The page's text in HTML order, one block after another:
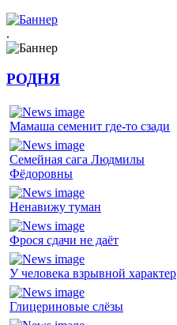
.
РОДНЯ
Мамаша семенит где-то сзади
Семейная сага Людмилы
Фёдоровны
Ненавижу туман
Фрося сдачи не даёт
У человека взрывной характер
Глицериновые слёзы